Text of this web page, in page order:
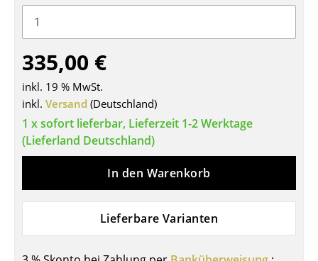
... alle Sitzmöbel
Tische
Esstische
Beistelltische
Couchtische
Schreibtische
Konferenztische
335,00 €
inkl. 19 % MwSt.
inkl. Versand (Deutschland)
1 x sofort lieferbar, Lieferzeit 1-2 Werktage
(Lieferland Deutschland)
In den Warenkorb
Lieferbare Varianten